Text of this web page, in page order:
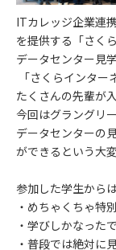
ITカレッジ企業連
を提供する「さく
データセンター見
「さくらインタ
たくさんの先輩が
今回はグラングリ
データセンターの
ができるという大
参加した学生からは
・めちゃくちゃ特
・学びしかなった
・普段では絶対に